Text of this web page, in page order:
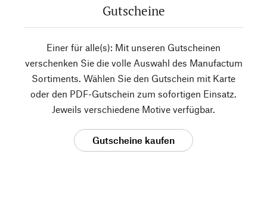
Gutscheine
Einer für alle(s): Mit unseren Gutscheinen
verschenken Sie die volle Auswahl des Manufactum
Sortiments. Wählen Sie den Gutschein mit Karte
oder den PDF-Gutschein zum sofortigen Einsatz.
Jeweils verschiedene Motive verfügbar.
Gutscheine kaufen